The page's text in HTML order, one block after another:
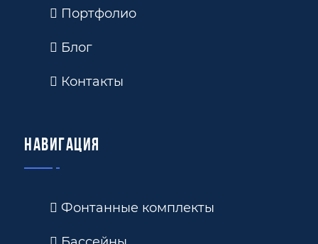
Портфолио
Блог
Контакты
Навигация
Фонтанные комплекты